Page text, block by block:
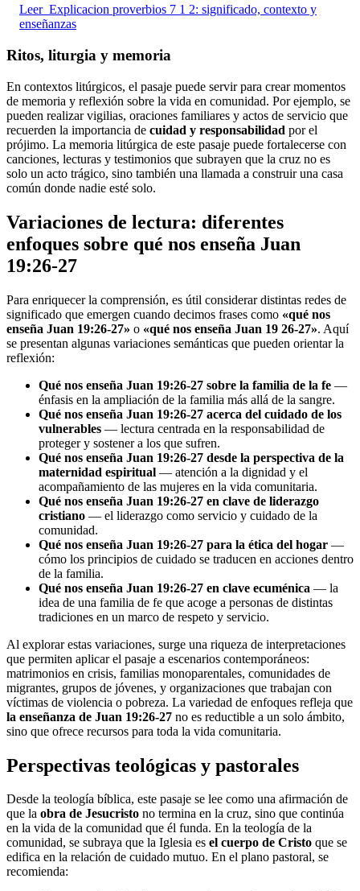
Leer Explicacion proverbios 7 1 2: significado, contexto y
enseñanzas
Ritos, liturgia y memoria
En contextos litúrgicos, el pasaje puede servir para crear momentos
de memoria y reflexión sobre la vida en comunidad. Por ejemplo, se
pueden realizar vigilias, oraciones familiares y actos de servicio que
recuerden la importancia de cuidad y responsabilidad por el
prójimo. La memoria litúrgica de este pasaje puede fortalecerse con
canciones, lecturas y testimonios que subrayen que la cruz no es
solo un acto trágico, sino también una llamada a construir una casa
común donde nadie esté solo.
Variaciones de lectura: diferentes
enfoques sobre qué nos enseña Juan
19:26-27
Para enriquecer la comprensión, es útil considerar distintas redes de
significado que emergen cuando decimos frases como «qué nos
enseña Juan 19:26-27» o «qué nos enseña Juan 19 26-27». Aquí
se presentan algunas variaciones semánticas que pueden orientar la
reflexión:
Qué nos enseña Juan 19:26-27 sobre la familia de la fe —
énfasis en la ampliación de la familia más allá de la sangre.
Qué nos enseña Juan 19:26-27 acerca del cuidado de los
vulnerables — lectura centrada en la responsabilidad de
proteger y sostener a los que sufren.
Qué nos enseña Juan 19:26-27 desde la perspectiva de la
maternidad espiritual — atención a la dignidad y el
acompañamiento de las mujeres en la vida comunitaria.
Qué nos enseña Juan 19:26-27 en clave de liderazgo
cristiano — el liderazgo como servicio y cuidado de la
comunidad.
Qué nos enseña Juan 19:26-27 para la ética del hogar —
cómo los principios de cuidado se traducen en acciones dentro
de la familia.
Qué nos enseña Juan 19:26-27 en clave ecuménica — la
idea de una familia de fe que acoge a personas de distintas
tradiciones en un marco de respeto y servicio.
Al explorar estas variaciones, surge una riqueza de interpretaciones
que permiten aplicar el pasaje a escenarios contemporáneos:
matrimonios en crisis, familias monoparentales, comunidades de
migrantes, grupos de jóvenes, y organizaciones que trabajan con
víctimas de violencia o pobreza. La variedad de enfoques refleja que
la enseñanza de Juan 19:26-27 no es reductible a un solo ámbito,
sino que ofrece recursos para toda la vida comunitaria.
Perspectivas teológicas y pastorales
Desde la teología bíblica, este pasaje se lee como una afirmación de
que la obra de Jesucristo no termina en la cruz, sino que continúa
en la vida de la comunidad que él funda. En la teología de la
comunidad, se subraya que la Iglesia es el cuerpo de Cristo que se
edifica en la relación de cuidado mutuo. En el plano pastoral, se
recomienda: